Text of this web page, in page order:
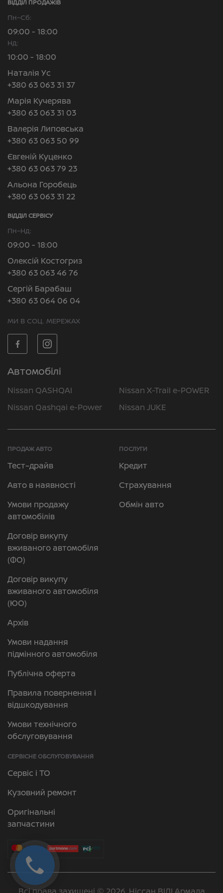
ВІДДІЛ ПРОДАЖІВ
Пн–Сб:
09:00 - 18:00
Нд:
10:00 - 18:00
Наталія Ус
+380 63 063 31 37
Марія Кучерява
+380 63 063 31 03
Валерія Липовська
+380 63 063 50 99
Євгеній Куценко
+380 63 063 79 23
Альона Горобець
+380 63 063 31 22
ВІДДІЛ CЕРВІСУ
Пн–Нд:
09:00 - 18:00
Олексій Костогриз
+380 63 063 46 76
Сергій Барабаш
+380 63 064 06 04
МИ В СОЦ. МЕРЕЖАХ
Автомобілі
Nissan QASHQAI
Nissan X-Trail e-POWER
Nissan Qashqai e-Power
Nissan JUKE
ПРОДАЖ АВТО
Тест–драйв
Авто в наявності
Умови продажу
автомобілів
Договір викупу
вживаного автомобіля
(ФО)
Договір викупу
вживаного автомобіля
(ЮО)
Архів
Умови надання
підмінного автомобіля
Публічна оферта
Правила повернення і
відшкодування
Умови технічного
обслуговування
ПОСЛУГИ
Кредит
Страхування
Обмін авто
СЕРВІСНЕ ОБСЛУГОВУВАННЯ
Сервіс і ТО
Кузовний ремонт
Оригінальні
запчастини